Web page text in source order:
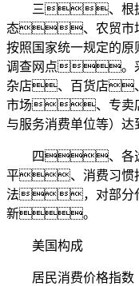
三、根据
态、农贸市
按照国家统一规定的
调查网点。采
杂店、百货店
市场、专卖
与服务消费单位等）
四、各选
平、消费习惯按
法，对部分代
新。
美国构成
居民消费价格指数